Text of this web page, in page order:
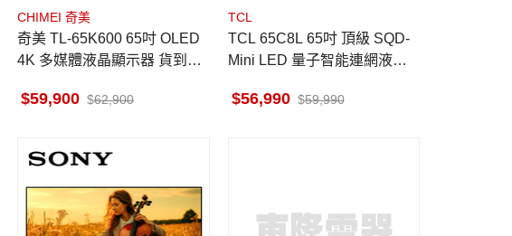
CHIMEI 奇美
奇美 TL-65K600 65吋 OLED
4K 多媒體液晶顯示器 貨到無
59,900 62,900
TCL
TCL 65C8L 65吋 頂級 SQD-
Mini LED 量子智能連網液晶
56,990 59,990